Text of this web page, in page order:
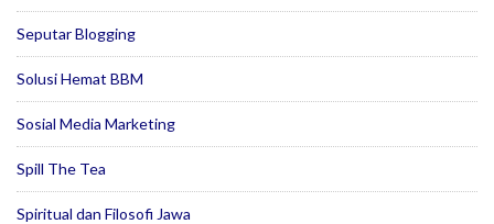
Seputar Blogging
Solusi Hemat BBM
Sosial Media Marketing
Spill The Tea
Spiritual dan Filosofi Jawa